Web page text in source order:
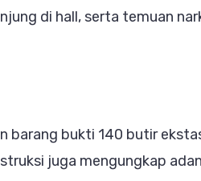
di hall, serta temuan
barang bukti 140 butir
juga mengungkap